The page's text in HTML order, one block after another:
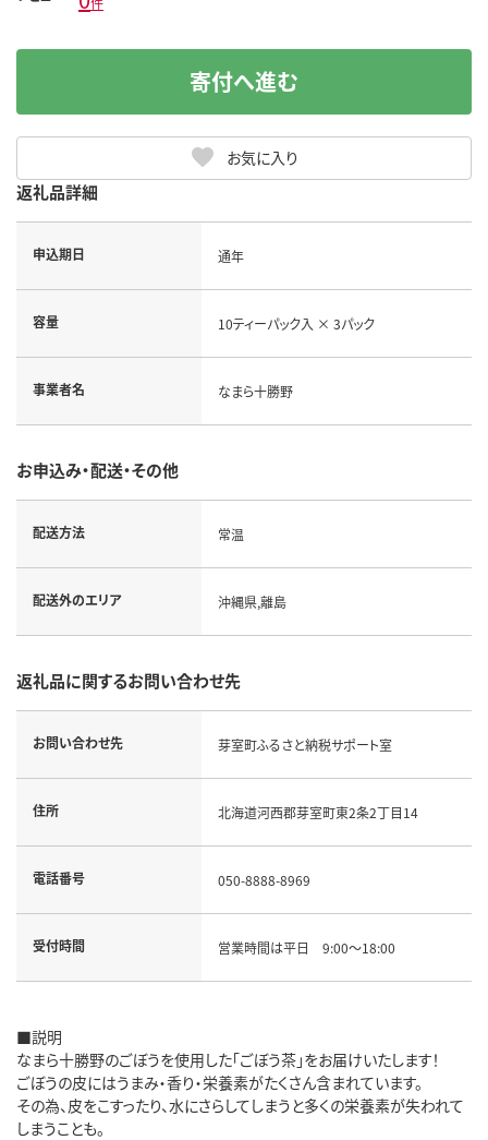
お気に入り
寄付へ進む
返礼品詳細
申込期日 通年
容量 10ティーパック入 × 3パック
事業者名 なまら十勝野
お申込み・配送・その他
配送方法 常温
配送外のエリア 沖縄県,離島
返礼品に関するお問い合わせ先
お問い合わせ先 芽室町ふるさと納税サポート室
住所 北海道河西郡芽室町東2条2丁目14
電話番号 050-8888-8969
受付時間 営業時間は平日 9:00～18:00
■説明
なまら十勝野のごぼうを使用した「ごぼう茶」をお届けいたします！
ごぼうの皮にはうまみ・香り・栄養素がたくさん含まれています。
その為、皮をこすったり、水にさらしてしまうと多くの栄養素が失われて
しまうことも。